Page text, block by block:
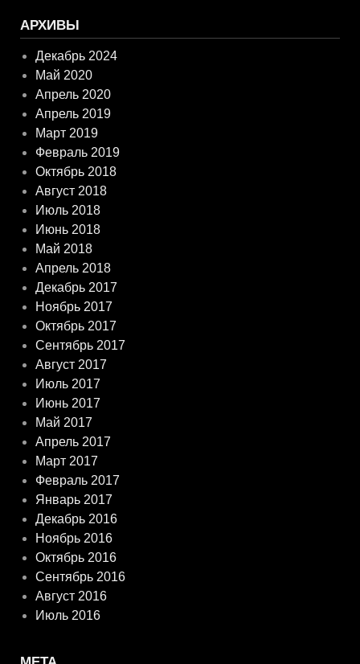
АРХИВЫ
Декабрь 2024
Май 2020
Апрель 2020
Апрель 2019
Март 2019
Февраль 2019
Октябрь 2018
Август 2018
Июль 2018
Июнь 2018
Май 2018
Апрель 2018
Декабрь 2017
Ноябрь 2017
Октябрь 2017
Сентябрь 2017
Август 2017
Июль 2017
Июнь 2017
Май 2017
Апрель 2017
Март 2017
Февраль 2017
Январь 2017
Декабрь 2016
Ноябрь 2016
Октябрь 2016
Сентябрь 2016
Август 2016
Июль 2016